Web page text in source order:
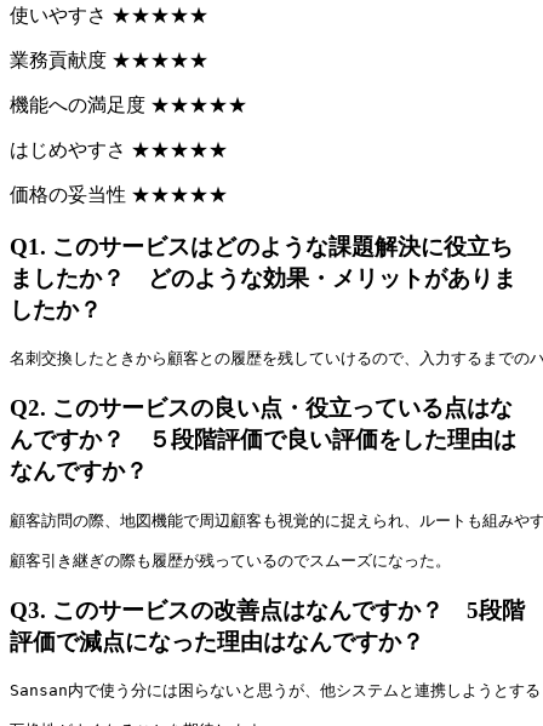
使いやすさ ★★★★★
業務貢献度 ★★★★★
機能への満足度 ★★★★★
はじめやすさ ★★★★★
価格の妥当性 ★★★★★
Q1. このサービスはどのような課題解決に役立ち
ましたか？ どのような効果・メリットがありま
したか？
名刺交換したときから顧客との履歴を残していけるので、入力するまでの
Q2. このサービスの良い点・役立っている点はな
んですか？ ５段階評価で良い評価をした理由は
なんですか？
顧客訪問の際、地図機能で周辺顧客も視覚的に捉えられ、ルートも組みや
顧客引き継ぎの際も履歴が残っているのでスムーズになった。
Q3. このサービスの改善点はなんですか？ 5段階
評価で減点になった理由はなんですか？
Sansan内で使う分には困らないと思うが、他システムと連携しようとす